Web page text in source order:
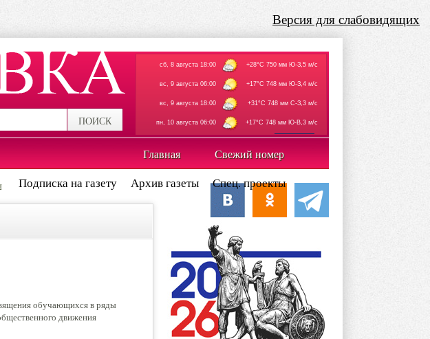
Версия для слабовидящих
ПОИСК
сб, 8 августа 18:00 +28°C 750 мм Ю-З,5 м/с
вс, 9 августа 06:00 +17°C 748 мм Ю-З,4 м/с
вс, 9 августа 18:00 +31°C 748 мм С-З,3 м/с
пн, 10 августа 06:00 +17°C 748 мм Ю-В,3 м/с
Главная Свежий номер
Подписка на газету Архив газеты Спец. проекты
обучающихся в ряды
движения